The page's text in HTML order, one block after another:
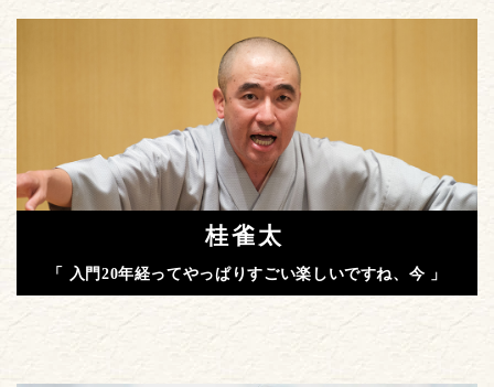
桂雀太
「 入門20年経ってやっぱりすごい楽しいですね、今 」